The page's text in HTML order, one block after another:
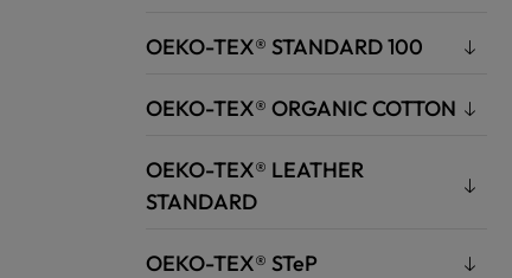
OEKO-TEX® STANDARD 100
OEKO-TEX® ORGANIC COTTON
OEKO-TEX® LEATHER
STANDARD
OEKO-TEX® STeP